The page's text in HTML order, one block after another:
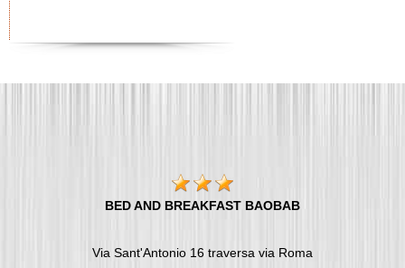
BED AND BREAKFAST BAOBAB
Via Sant'Antonio 16 traversa via Roma